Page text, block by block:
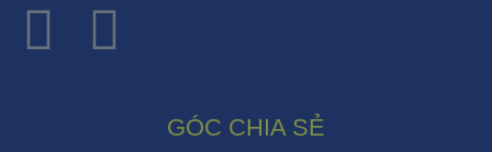
GÓC CHIA SẺ